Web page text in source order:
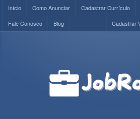
Início Como Anunciar Cadastrar Currículo
Fale Conosco
Blog Cadastrar